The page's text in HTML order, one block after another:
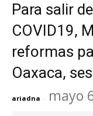
Para salir
COVID19,
reformas
Oaxaca,
ariadna - mayo